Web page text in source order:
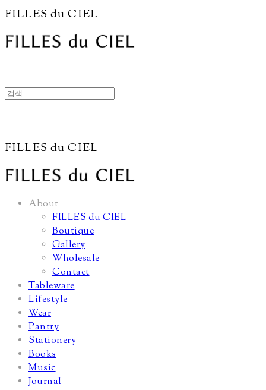
FILLES du CIEL
FILLES du CIEL
About
FILLES du CIEL
Boutique
Gallery
Wholesale
Contact
Tableware
Lifestyle
Wear
Pantry
Stationery
Books
Music
Journal